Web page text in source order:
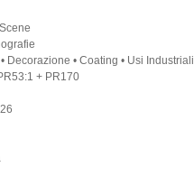
Decorazione • Coating • Usi Industriali
+ PR170